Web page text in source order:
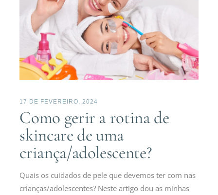
17 DE FEVEREIRO, 2024
Como gerir a rotina de
skincare de uma
criança/adolescente?
Quais os cuidados de pele que devemos ter com nas
crianças/adolescentes? Neste artigo dou as minhas